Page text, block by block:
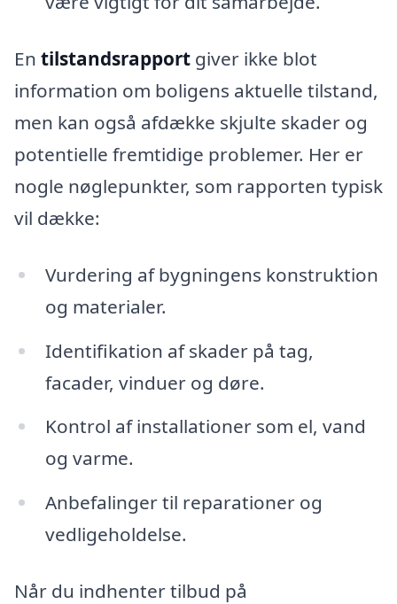
En tilstandsrapport giver ikke blot
information om boligens aktuelle tilstand,
men kan også afdække skjulte skader og
potentielle fremtidige problemer. Her er
nogle nøglepunkter, som rapporten typisk
vil dække:
Vurdering af bygningens konstruktion
og materialer.
Identifikation af skader på tag,
facader, vinduer og døre.
Kontrol af installationer som el, vand
og varme.
Anbefalinger til reparationer og
vedligeholdelse.
Når du indhenter tilbud på